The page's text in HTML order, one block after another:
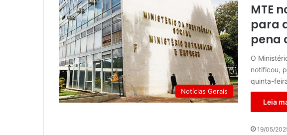
Notícias Gerais
MTE
para
pena
O
notificou,
quinta-
Leia
19/05/